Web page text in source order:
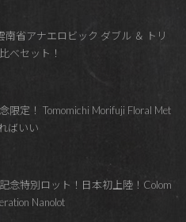
省アナエロビック ダブル ＆ トリ
べセット！
定！ Tomomichi Morifuji Floral Met
ばいい
念特別ロット！日本初上陸！Colom
Nanolot